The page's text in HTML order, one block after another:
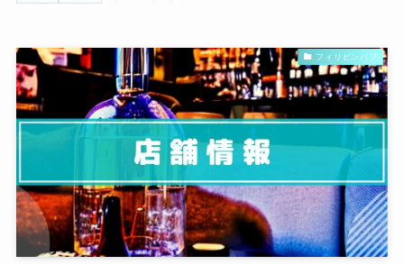
フィリピンパブ